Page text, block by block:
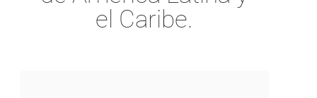
el Caribe.